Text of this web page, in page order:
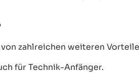
zahlreichen weiteren
für Technik-Anfänger.